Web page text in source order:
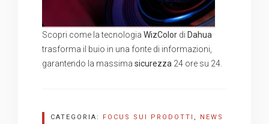
Scopri come la tecnologia WizColor di Dahua
trasforma il buio in una fonte di informazioni,
garantendo la massima sicurezza 24 ore su 24.
CATEGORIA: FOCUS SUI PRODOTTI , NEWS